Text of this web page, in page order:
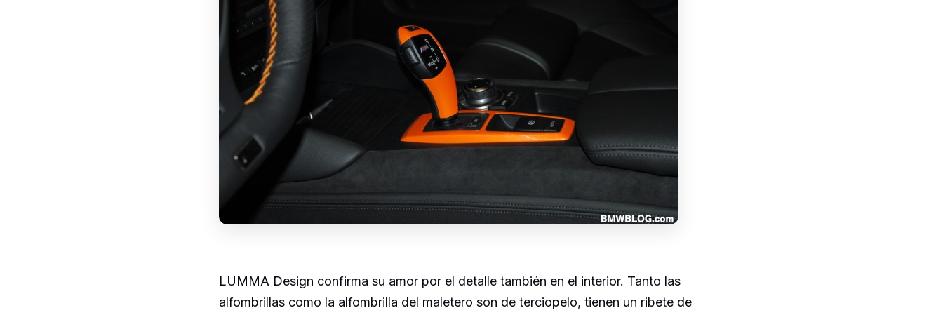
LUMMA Design confirma su amor por el detalle también en el interior. Tanto las
alfombrillas como la alfombrilla del maletero son de terciopelo, tienen un ribete de